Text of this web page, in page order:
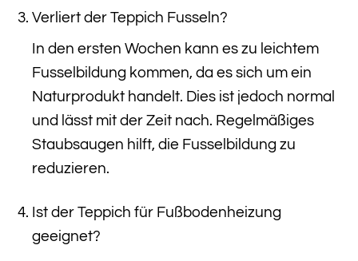
Verliert der Teppich Fusseln?
In den ersten Wochen kann es zu leichtem
Fusselbildung kommen, da es sich um ein
Naturprodukt handelt. Dies ist jedoch normal
und lässt mit der Zeit nach. Regelmäßiges
Staubsaugen hilft, die Fusselbildung zu
reduzieren.
Ist der Teppich für Fußbodenheizung
geeignet?